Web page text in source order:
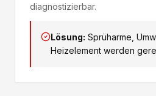
diagnostizierbar.
Lösung: Sprüharme,
Heizelement werden